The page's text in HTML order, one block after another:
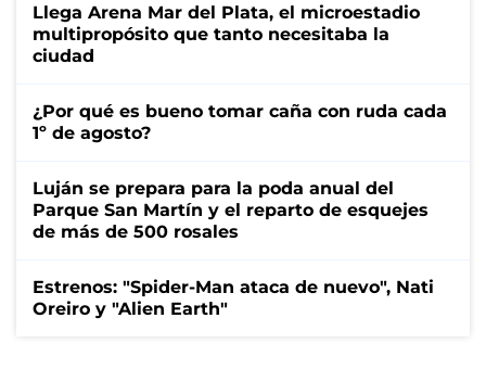
Llega Arena Mar del Plata, el microestadio
multipropósito que tanto necesitaba la
ciudad
¿Por qué es bueno tomar caña con ruda cada
1º de agosto?
Luján se prepara para la poda anual del
Parque San Martín y el reparto de esquejes
de más de 500 rosales
Estrenos: "Spider-Man ataca de nuevo", Nati
Oreiro y "Alien Earth"